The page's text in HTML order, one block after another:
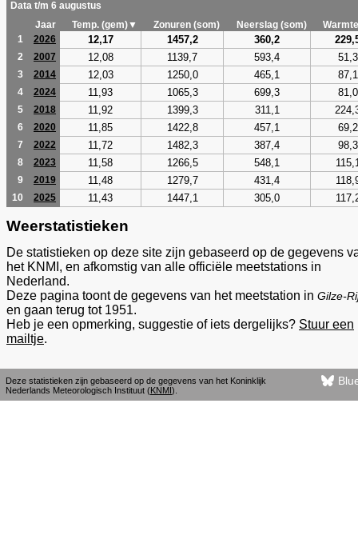
Data t/m 6 augustus
Jaar
Temp. (gem)▼ Zonuren (som) Neerslag (som)
1
2026 12,17 1457,2 360,2
2 2007 12,08 1139,7 593,4 51,3
3 2014 12,03 1250,0 465,1 87,1
4 2024 11,93 1065,3 699,3 81,0
5 2018 11,92 1399,3 311,1
6 2020 11,85 1422,8 457,1 69,2
7 2022 11,72 1482,3 387,4 98,3
8 2023 11,58 1266,5 548,1
9 2019 11,48 1279,7 431,4
10 2025 11,43 1447,1 305,0
Weerstatistieken
De statistieken op deze site zijn gebaseerd op de gegevens
het KNMI, en afkomstig van alle officiële meetstations in
Nederland.
Deze pagina toont de gegevens van het meetstation in Gilze-
en gaan terug tot 1951.
Heb je een opmerking, suggestie of iets dergelijks? Stuur een
mailtje.
Deze statistieken zijn gebaseerd op de gegevens van het Koninklijk
Nederlands Meteorologisch Instituut (KNMI).